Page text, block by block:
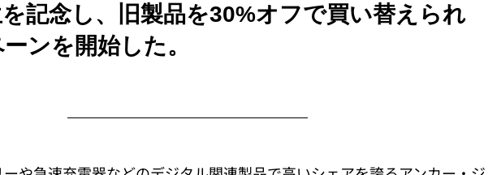
記念し、旧製品を30%オフで買い替えられ
ンを開始した。